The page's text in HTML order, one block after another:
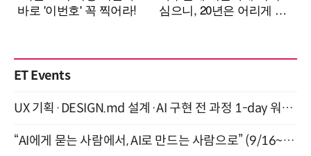
ET Events
UX 기획·DESIGN.md 설계·AI 구현 전 과정 1-day 워크숍 with Claude Code·Codex 9월 15일 개최
“AI에게 묻는 사람에서, AI로 만드는 사람으로” (9/16~17)